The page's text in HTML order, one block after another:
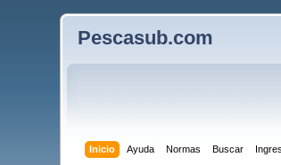
Pescasub.com
Inicio Ayuda Normas Buscar